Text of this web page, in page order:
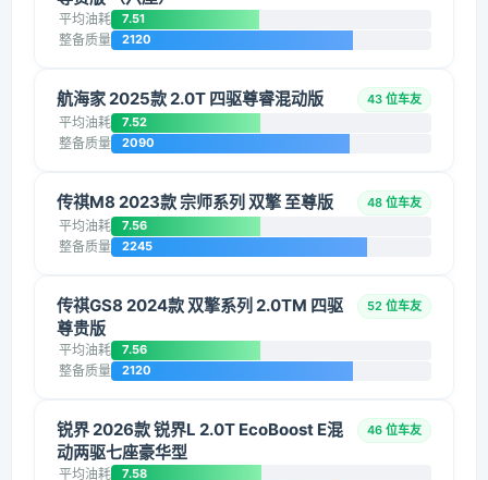
平均油耗 7.51
整备质量 2120
航海家 2025款 2.0T 四驱尊睿混动版 43 位车友
平均油耗 7.52
整备质量 2090
传祺M8 2023款 宗师系列 双擎 至尊版 48 位车友
平均油耗 7.56
整备质量 2245
传祺GS8 2024款 双擎系列 2.0TM 四驱
尊贵版
52 位车友
平均油耗 7.56
整备质量 2120
锐界 2026款 锐界L 2.0T EcoBoost E混
动两驱七座豪华型
46 位车友
平均油耗 7.58